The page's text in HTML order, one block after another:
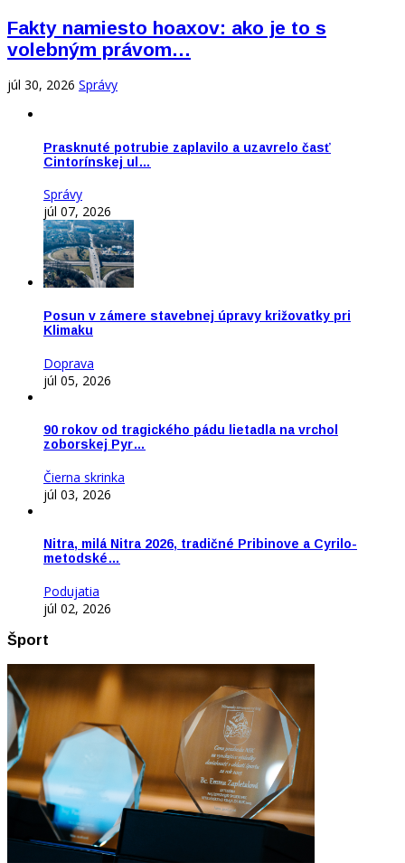
Fakty namiesto hoaxov: ako je to s
volebným právom…
júl 30, 2026 Správy
Prasknuté potrubie zaplavilo a uzavrelo časť
Cintorínskej ul…
Správy
júl 07, 2026
Posun v zámere stavebnej úpravy križovatky pri
Klimaku
Doprava
júl 05, 2026
90 rokov od tragického pádu lietadla na vrchol
zoborskej Pyr…
Čierna skrinka
júl 03, 2026
Nitra, milá Nitra 2026, tradičné Pribinove a Cyrilo-
metodské…
Podujatia
júl 02, 2026
Šport